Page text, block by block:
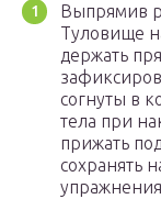
Выпрямив
Туловище
держать
согнуты в
тела при
прижать
сохранять